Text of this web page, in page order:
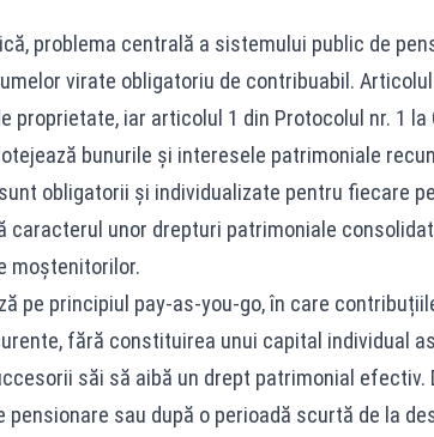
problema centrală a sistemului public de
virate obligatoriu de contribuabil.
proprietate, iar articolul 1 din Protocolul nr. 1 la
bunurile și interesele patrimoniale
obligatorii și individualizate pentru fiecare
caracterul unor drepturi patrimoniale
moștenitorilor.
pe principiul pay-as-you-go, în care
fără constituirea unui capital individual
săi să aibă un drept patrimonial efectiv.
pensionare sau după o perioadă scurtă de la